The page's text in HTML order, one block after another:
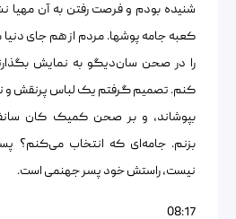
شنیده بودم و فرصت رفتن به آن مهیا
کعبه جامه پوشها. مردم از هم جای دنیا
را در صحن سان‌دیگو به نمایش
کنم. تصمیم گرفتم یک لباس پرنقش و
بپوشاند، و بر صحن کمیک کان
بزنم. جامه‌ای که انتخاب می‌کنم؟
نیست، راستش خود پسر جهنمی است.
08:17